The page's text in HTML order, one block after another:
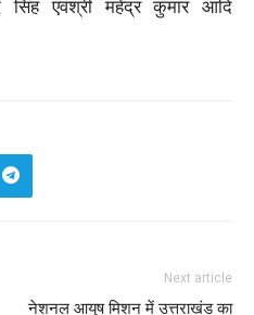
सिंह एवंश्री महेंद्र कुमार आदि
Next article
नेशनल आयुष मिशन में उत्तराखंड का